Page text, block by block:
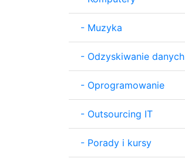
- Muzyka
- Odzyskiwanie danych
- Oprogramowanie
- Outsourcing IT
- Porady i kursy